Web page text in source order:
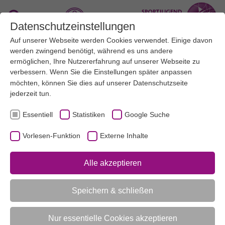
Zum Hauptinhalt springen
Suche
Menü
UNSERE THEMEN
KINDER- UND JUGENDFREIZEITEN
AKTUELL:
BEST-PRACTICE-BEISPIELE AKTUELL:
POOLNUDEL-HOCKEY
UNTERMENÜ
Best-Practice-Beispiele für Methoden
und Spiele im Sportverein
Poolnudel-Hockey
Datenschutzeinstellungen
Auf unserer Webseite werden Cookies verwendet. Einige davon
werden zwingend benötigt, während es uns andere
ermöglichen, Ihre Nutzererfahrung auf unserer Webseite zu
verbessern. Wenn Sie die Einstellungen später anpassen
möchten, können Sie dies auf unserer Datenschutzseite
jederzeit tun.
Essentiell Statistiken Google Suche
Vorlesen-Funktion Externe Inhalte
Alle akzeptieren
Speichern & schließen
Nur essentielle Cookies akzeptieren